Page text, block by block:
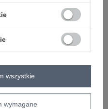
Zadaj pytanie
V RUE
wymagane
wszystkie